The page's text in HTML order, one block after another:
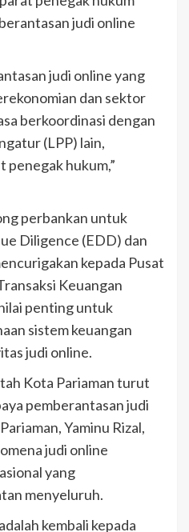
judi online
judi online yang
dan sektor
berkoordinasi dengan
(LPP) lain,
penegak hukum,”
perbankan untuk
Diligence (EDD) dan
kepada Pusat
Keuangan
penting untuk
sistem keuangan
judi online.
Kota Pariaman turut
pemberantasan judi
Yaminu Rizal,
judi online
yang
menyeluruh.
kembali kepada